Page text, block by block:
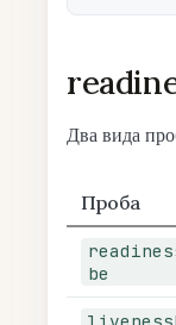
Два вида
Проба
be